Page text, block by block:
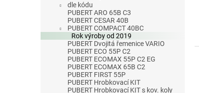
dle kódu
PUBERT ARO 65B C3
PUBERT CESAR 40B
PUBERT COMPACT 40BC
Rok výroby od 2019
PUBERT Dvojitá řemenice VARIO
PUBERT ECO 55P C2
PUBERT ECOMAX 55P C2 EG
PUBERT ECOMAX 65B C2
PUBERT FIRST 55P
PUBERT Hrobkovací KIT
PUBERT Hrobkovací KIT s kov. koly